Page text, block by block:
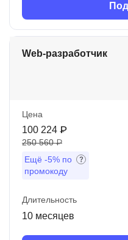
Web-разработчик
Цена
100 224 ₽
250 560 ₽
Ещё -5% по
промокоду
Длительность
10 месяцев